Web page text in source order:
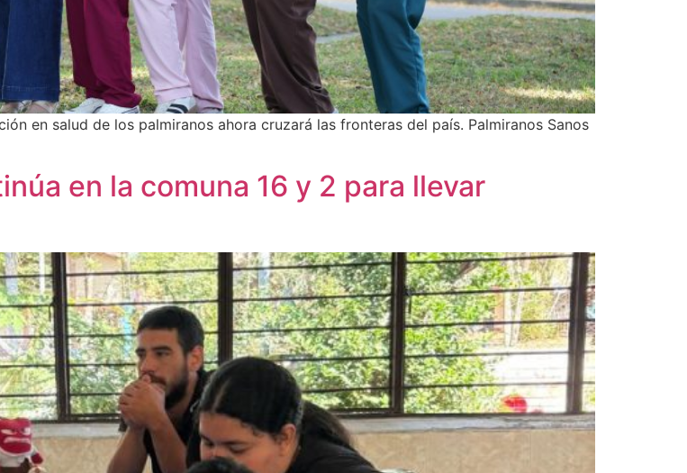
en salud de los palmiranos ahora cruzará las fronteras del país. Palmiranos Sanos
en la comuna 16 y 2 para llevar